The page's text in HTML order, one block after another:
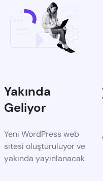
Yakında
Geliyor
Yeni WordPress web
sitesi oluşturuluyor ve
yakında yayınlanacak